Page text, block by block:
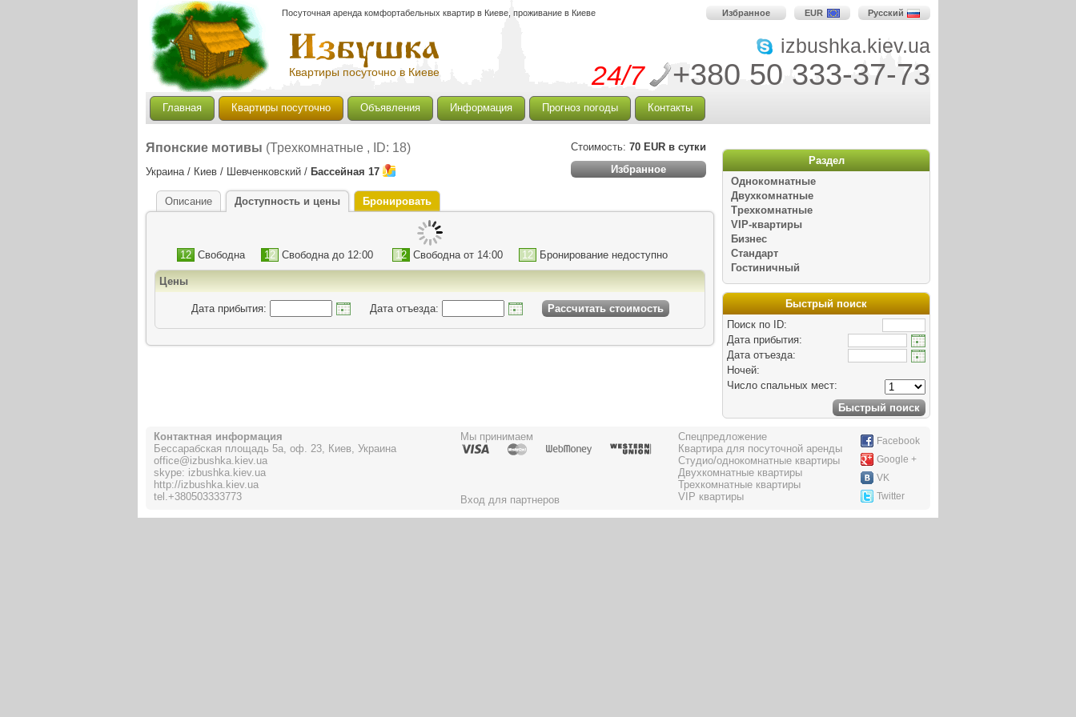
Квартиры посуточно в Киеве
Посуточная аренда комфортабельных квартир в Киеве, проживание в Киеве Избранное Русский
EUR
izbushka.kiev.ua
24/7 +380 50 333-37-73
Главная Квартиры посуточно Объявления Информация Прогноз погоды Контакты
Раздел
Однокомнатные
Двухкомнатные
Трехкомнатные
VIP-квартиры
Бизнес
Стандарт
Гостиничный
Быстрый поиск
Поиск по ID:
Дата прибытия:
Дата отъезда:
Ночей:
Число спальных мест:
Стоимость: 70 EUR в сутки
Избранное
Японские мотивы (Трехкомнатные , ID: 18)
Украина / Киев / Шевченковский / Бассейная 17
Описание Доступность и цены Бронировать
12 Свободна 12 Свободна до 12:00 12 Свободна от 14:00 12 Бронирование недоступно
Цены
Дата прибытия: Дата отъезда: Раcсчитать стоимость
Контактная информация
Бессарабская площадь 5а, оф. 23, Киев, Украина
office@izbushka.kiev.ua
skype: izbushka.kiev.ua
http://izbushka.kiev.ua
tel.+380503333773
Facebook
Google +
VK
Twitter
Спецпредложение
Квартира для посуточной аренды
Студио/однокомнатные квартиры
Двухкомнатные квартиры
Трехкомнатные квартиры
VIP квартиры
Мы принимаем
Вход для партнеров